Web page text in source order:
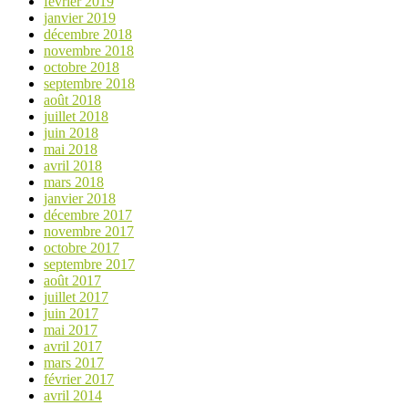
janvier 2019
décembre 2018
novembre 2018
octobre 2018
septembre 2018
août 2018
juillet 2018
juin 2018
mai 2018
avril 2018
mars 2018
janvier 2018
décembre 2017
novembre 2017
octobre 2017
septembre 2017
août 2017
juillet 2017
juin 2017
mai 2017
avril 2017
mars 2017
février 2017
avril 2014